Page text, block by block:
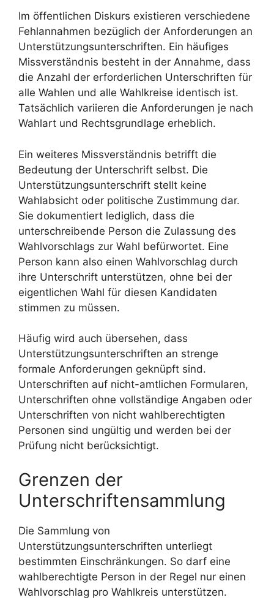
Im öffentlichen Diskurs existieren verschiedene
Fehlannahmen bezüglich der Anforderungen an
Unterstützungsunterschriften. Ein häufiges
Missverständnis besteht in der Annahme, dass
die Anzahl der erforderlichen Unterschriften für
alle Wahlen und alle Wahlkreise identisch ist.
Tatsächlich variieren die Anforderungen je nach
Wahlart und Rechtsgrundlage erheblich.
Ein weiteres Missverständnis betrifft die
Bedeutung der Unterschrift selbst. Die
Unterstützungsunterschrift stellt keine
Wahlabsicht oder politische Zustimmung dar.
Sie dokumentiert lediglich, dass die
unterschreibende Person die Zulassung des
Wahlvorschlags zur Wahl befürwortet. Eine
Person kann also einen Wahlvorschlag durch
ihre Unterschrift unterstützen, ohne bei der
eigentlichen Wahl für diesen Kandidaten
stimmen zu müssen.
Häufig wird auch übersehen, dass
Unterstützungsunterschriften an strenge
formale Anforderungen geknüpft sind.
Unterschriften auf nicht-amtlichen Formularen,
Unterschriften ohne vollständige Angaben oder
Unterschriften von nicht wahlberechtigten
Personen sind ungültig und werden bei der
Prüfung nicht berücksichtigt.
Grenzen der
Unterschriftensammlung
Die Sammlung von
Unterstützungsunterschriften unterliegt
bestimmten Einschränkungen. So darf eine
wahlberechtigte Person in der Regel nur einen
Wahlvorschlag pro Wahlkreis unterstützen.